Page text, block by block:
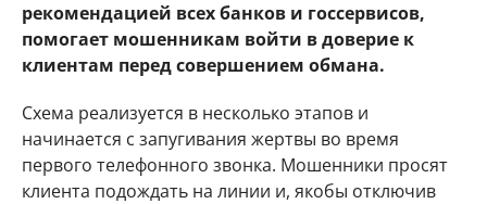
рекомендацией всех банков и госсервисов,
помогает мошенникам войти в доверие к
клиентам перед совершением обмана.
Схема реализуется в несколько этапов и
начинается с запугивания жертвы во время
первого телефонного звонка. Мошенники просят
клиента подождать на линии и, якобы отключив